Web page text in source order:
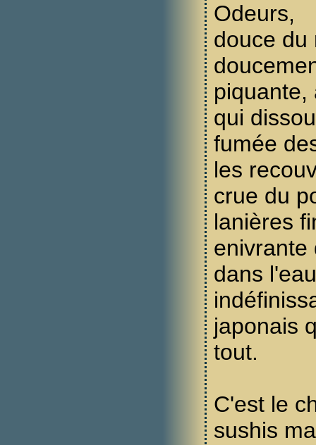
Odeurs,
douce du
piquante,
qui
fumée
les
crue du
lanières
enivrante
dans
japonais
tout.
C'est le
sushis